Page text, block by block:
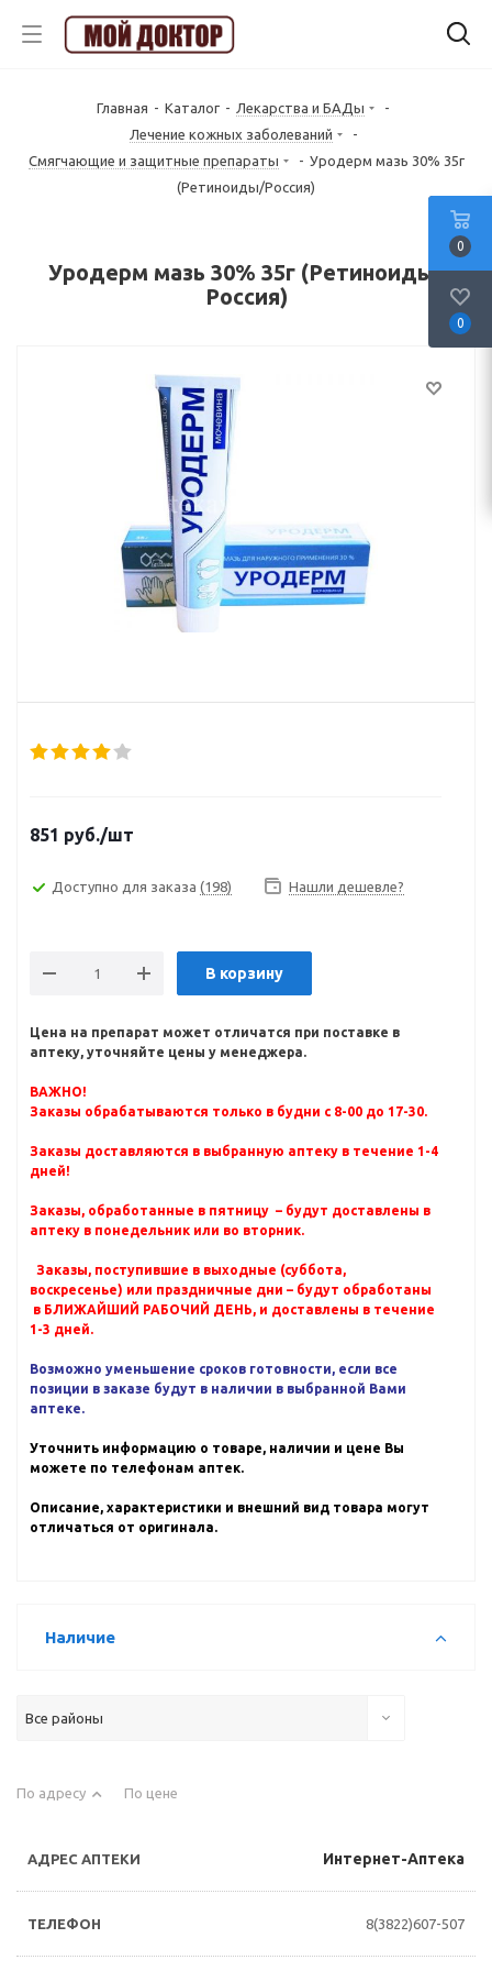
Главная - Каталог - Лекарства и БАДы
-
Лечение кожных заболеваний
-
Смягчающие и защитные препараты
- Уродерм мазь 30% 35г
(Ретиноиды/Россия)
Уродерм мазь 30% 35г (Ретиноиды/
Россия)
851 руб./шт
Доступно для заказа (198) Нашли дешевле?
В корзину
Цена на препарат может отличатся при поставке в
аптеку, уточняйте цены у менеджера.
ВАЖНО!
Заказы обрабатываются только в будни с 8-00 до 17-30.
Заказы доставляются в выбранную аптеку в течение 1-4
дней!
Заказы, обработанные в пятницу – будут доставлены в
аптеку в понедельник или во вторник.
Заказы, поступившие в выходные (суббота,
воскресенье) или праздничные дни – будут обработаны
в БЛИЖАЙШИЙ РАБОЧИЙ ДЕНЬ, и доставлены в течение
1-3 дней.
Возможно уменьшение сроков готовности, если все
позиции в заказе будут в наличии в выбранной Вами
аптеке.
Уточнить информацию о товаре, наличии и цене Вы
можете по телефонам аптек.
Описание, характеристики и внешний вид товара могут
отличаться от оригинала.
Наличие
Все районы
По адресу По цене
Интернет-Аптека
8(3822)607-507
0
0